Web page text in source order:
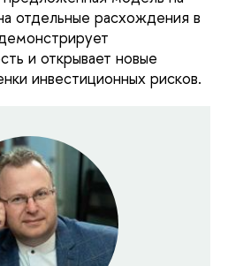
отдельные расхождения в
и открывает новые
инвестиционных рисков.